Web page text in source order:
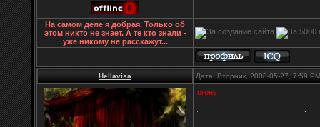
На самом деле я добрая. Только об
этом никто не знает. А те кто знали -
уже никому не расскажут...
Hellavisa Дата: Вторник, 2008-05-27, 7:59
огонь